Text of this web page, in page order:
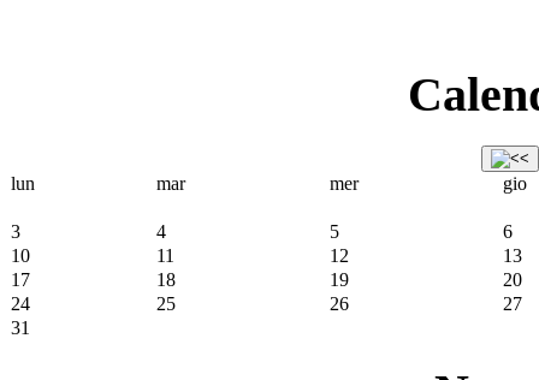
lun
mar mer gio
3 4 5
6
10
11 12
13
17
18 19
20
24
25 26
27
31